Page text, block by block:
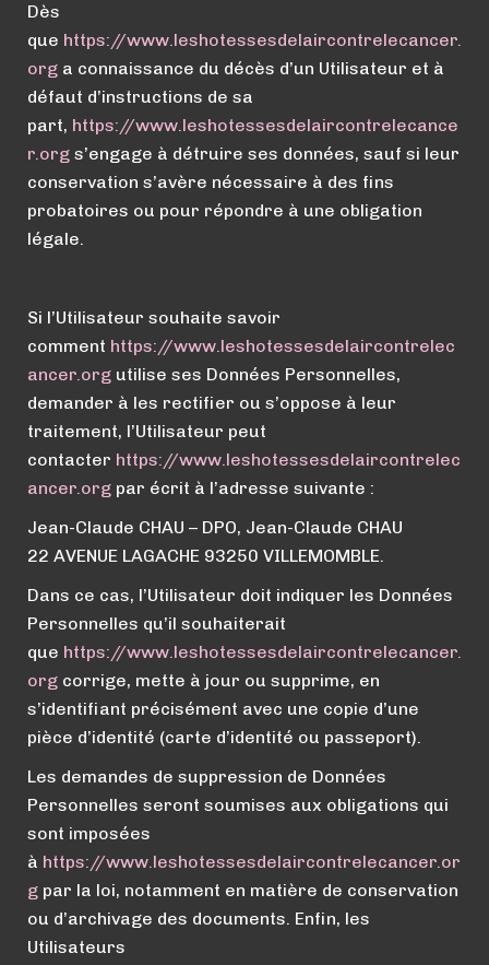
Dès
que https://www.leshotessesdelaircontrelecancer.
org a connaissance du décès d’un Utilisateur et à
défaut d’instructions de sa
part, https://www.leshotessesdelaircontrelecance
r.org s’engage à détruire ses données, sauf si leur
conservation s’avère nécessaire à des fins
probatoires ou pour répondre à une obligation
légale.
Si l’Utilisateur souhaite savoir
comment https://www.leshotessesdelaircontrelec
ancer.org utilise ses Données Personnelles,
demander à les rectifier ou s’oppose à leur
traitement, l’Utilisateur peut
contacter https://www.leshotessesdelaircontrelec
ancer.org par écrit à l’adresse suivante :
Jean-Claude CHAU – DPO, Jean-Claude CHAU
22 AVENUE LAGACHE 93250 VILLEMOMBLE.
Dans ce cas, l’Utilisateur doit indiquer les Données
Personnelles qu’il souhaiterait
que https://www.leshotessesdelaircontrelecancer.
org corrige, mette à jour ou supprime, en
s’identifiant précisément avec une copie d’une
pièce d’identité (carte d’identité ou passeport).
Les demandes de suppression de Données
Personnelles seront soumises aux obligations qui
sont imposées
à https://www.leshotessesdelaircontrelecancer.or
g par la loi, notamment en matière de conservation
ou d’archivage des documents. Enfin, les
Utilisateurs